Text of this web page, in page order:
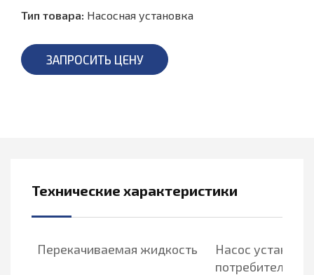
Тип товара: Насосная установка
ЗАПРОСИТЬ ЦЕНУ
Технические характеристики
Перекачиваемая жидкость
Насос
потребителем